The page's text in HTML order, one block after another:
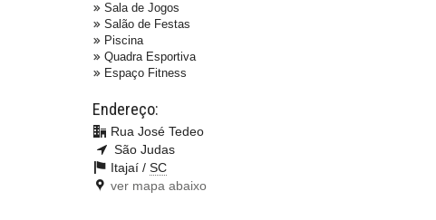
Sala de Jogos
Salão de Festas
Piscina
Quadra Esportiva
Espaço Fitness
Endereço:
Rua José Tedeo
São Judas
Itajaí / SC
ver mapa abaixo